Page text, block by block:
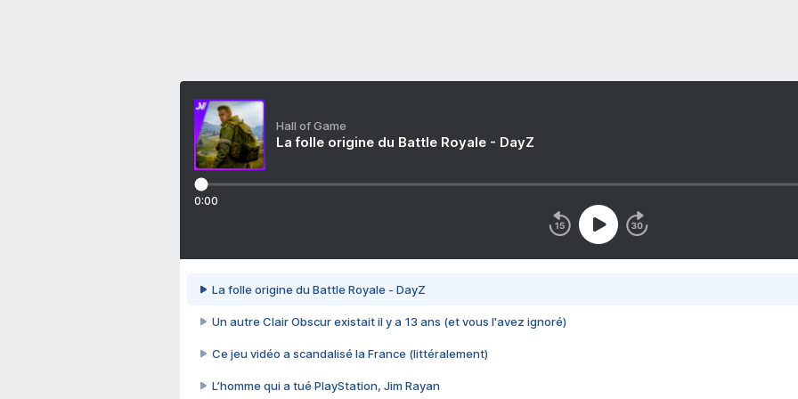
Hall of Game
La folle origine du Battle Royale - DayZ
0:00
La folle origine du Battle Royale - DayZ
Un autre Clair Obscur existait il y a 13 ans (et vous l'avez ignoré)
Ce jeu vidéo a scandalisé la France (littéralement)
L’homme qui a tué PlayStation, Jim Rayan